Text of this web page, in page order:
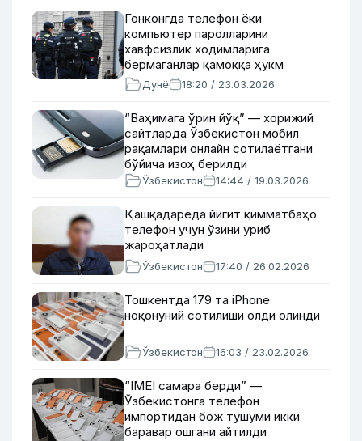
Гонконгда телефон ёки
компьютер паролларини
хавфсизлик ходимларига
бермаганлар қамоққа ҳукм
қилинади
Дунё 18:20 / 23.03.2026
“Ваҳимага ўрин йўқ” — хорижий
сайтларда Ўзбекистон мобил
рақамлари онлайн сотилаётгани
бўйича изоҳ берилди
Ўзбекистон 14:44 / 19.03.2026
Қашқадарёда йигит қимматбаҳо
телефон учун ўзини уриб
жароҳатлади
Ўзбекистон 17:40 / 26.02.2026
Тошкентда 179 та iPhone
ноқонуний сотилиши олди олинди
Ўзбекистон 16:03 / 23.02.2026
“IMEI самара берди” —
Ўзбекистонга телефон
импортидан бож тушуми икки
баравар ошгани айтилди